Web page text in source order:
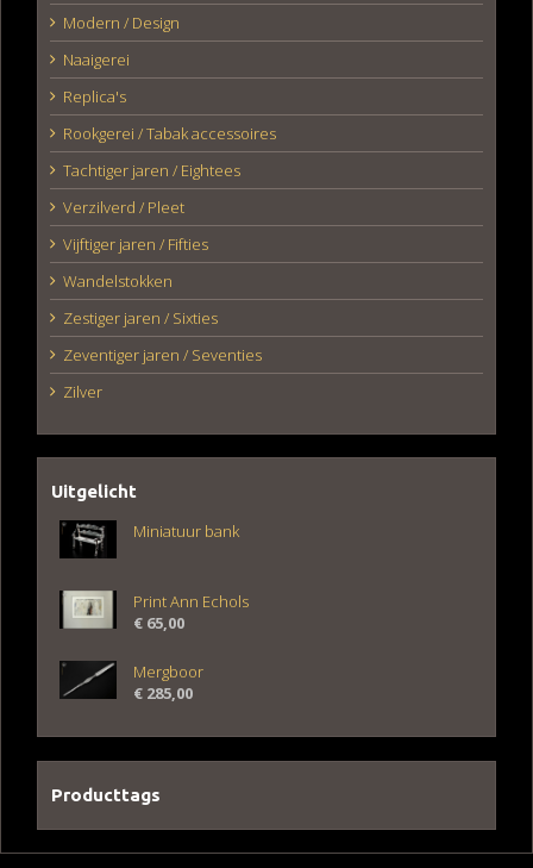
Modern / Design
Naaigerei
Replica's
Rookgerei / Tabak accessoires
Tachtiger jaren / Eightees
Verzilverd / Pleet
Vijftiger jaren / Fifties
Wandelstokken
Zestiger jaren / Sixties
Zeventiger jaren / Seventies
Zilver
Uitgelicht
Miniatuur bank
Print Ann Echols
€ 65,00
Mergboor
€ 285,00
Producttags